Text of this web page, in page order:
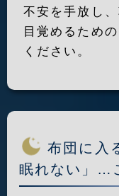
不安を手放し
目覚めるため
ください。
布団に入
眠れない」…